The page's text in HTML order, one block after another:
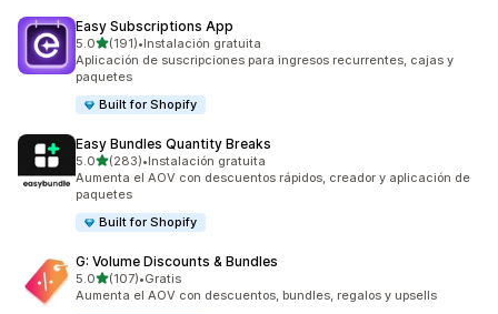
Easy Subscriptions App
5.0de 5 estrellas
(191)
191 reseñas en total
•Instalación gratuita
Aplicación de suscripciones para ingresos recurrentes, cajas y
paquetes
Built for Shopify
Easy Bundles Quantity Breaks
5.0de 5 estrellas
(283)
283 reseñas en total
•Instalación gratuita
Aumenta el AOV con descuentos rápidos, creador y aplicación de
paquetes
Built for Shopify
G: Volume Discounts & Bundles
5.0de 5 estrellas
(107)
107 reseñas en total
•Gratis
Aumenta el AOV con descuentos, bundles, regalos y upsells